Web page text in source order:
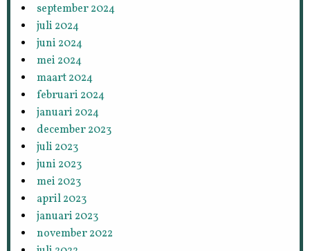
september 2024
juli 2024
juni 2024
mei 2024
maart 2024
februari 2024
januari 2024
december 2023
juli 2023
juni 2023
mei 2023
april 2023
januari 2023
november 2022